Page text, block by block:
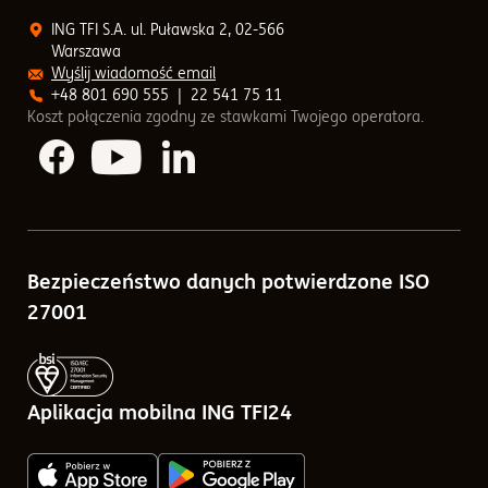
Zrównoważony rozwój
Odpowiedzialne inwestowanie (ESG)
Lista dystrybutorów
Numery rachunków bankowych
Regulaminy
Tabele opłat
Zlecenia w ramach ING TFI24
PPE
Rozwiązania inwestycyjne
Kontakt
Ochrona danych osobowych
Podatek od zysków po nowemu
Notowania funduszy
Porównywarka funduszy
Kalkulatory
Pytania i odpowiedzi
ING TFI S.A. ul. Puławska 2, 02-566
Warszawa
Wyślij wiadomość email
+48 801 690 555 | 22 541 75 11
Koszt połączenia zgodny ze stawkami Twojego operatora.
Media społecznościowe
Bezpieczeństwo danych potwierdzone ISO
27001
Aplikacja mobilna ING TFI24